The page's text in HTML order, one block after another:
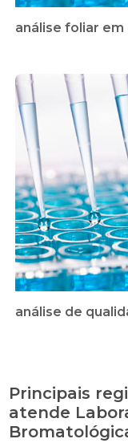
análise foliar
análise de
Principais
atende